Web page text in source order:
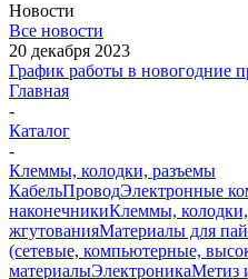
Новости
Все новости
20 декабря 2023
График работы в новогодние
Главная
-
Каталог
-
Клеммы, колодки, разъемы
КабельПроводЭлектронные
наконечникиКлеммы,
жгутованияМатериалы для
(сетевые, компьютерные,
материалыЭлектроникаМетиз